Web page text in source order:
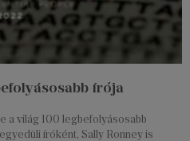
írója
a világ 100 legbefolyásosabb
íróként, Sally Ronney is